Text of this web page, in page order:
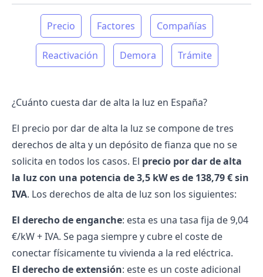
Precio Factores Compañías
Reactivación Demora Trámite
¿Cuánto cuesta dar de alta la luz en España?
El precio por dar de alta la luz se compone de tres
derechos de alta y un depósito de fianza que no se
solicita en todos los casos. El precio por dar de alta
la luz con una potencia de 3,5 kW es de 138,79 € sin
IVA. Los derechos de alta de luz son los siguientes:
El derecho de enganche: esta es una tasa fija de 9,04
€/kW + IVA. Se paga siempre y cubre el coste de
conectar físicamente tu vivienda a la red eléctrica.
El derecho de extensión: este es un coste adicional